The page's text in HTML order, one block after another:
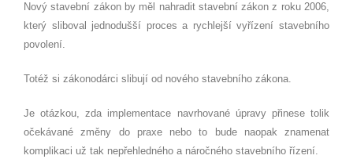
Nový stavební zákon by měl nahradit stavební zákon z roku 2006,
který sliboval jednodušší proces a rychlejší vyřízení stavebního
povolení.
Totéž si zákonodárci slibují od nového stavebního zákona.
Je otázkou, zda implementace navrhované úpravy přinese tolik
očekávané změny do praxe nebo to bude naopak znamenat
komplikaci už tak nepřehledného a náročného stavebního řízení.